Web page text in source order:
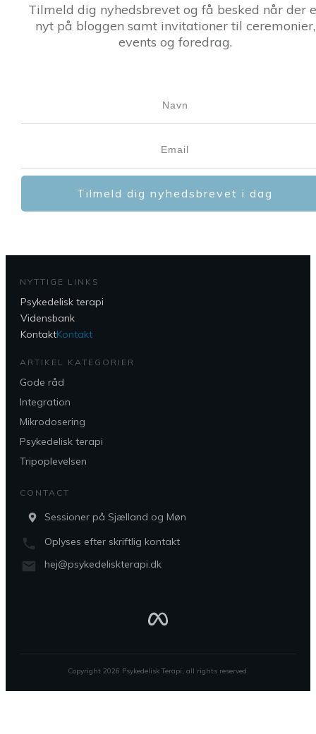
Tilmeld dig nyhedsbrevet og få besked når der
nyt på bloggen samt invitationer til ceremonier,
events og foredrag.
Tilmeld dig nyhedsbrevet i dag
NYTTIGE LINKS
Psykedelisk terapi
Vidensbank
KontaktKontakt
ARTIKEL KATEGORIER
Gode råd
Integration
Mikrodosering
Psykedelisk terapi
Tripoplevelsen
CONTACT
Sessioner på Sjælland og Møn
Oplyses efter skriftlig kontakt
hej@psykedeliskterapi.dk
Copyright 2026 Psykedelisk Terapi, all rights reserved.